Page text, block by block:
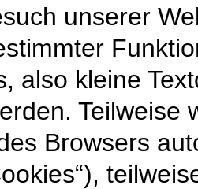
unserer
also kleine
Teilweise
Browsers